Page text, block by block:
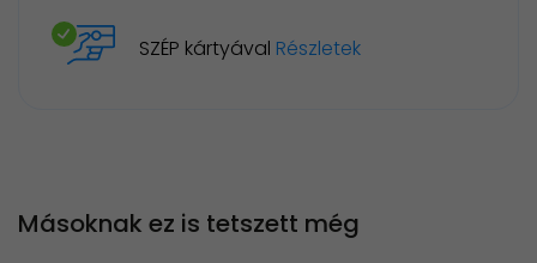
SZÉP kártyával Részletek
Másoknak ez is tetszett még